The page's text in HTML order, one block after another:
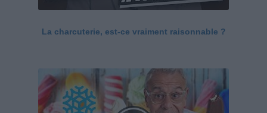
La charcuterie, est-ce vraiment raisonnable ?